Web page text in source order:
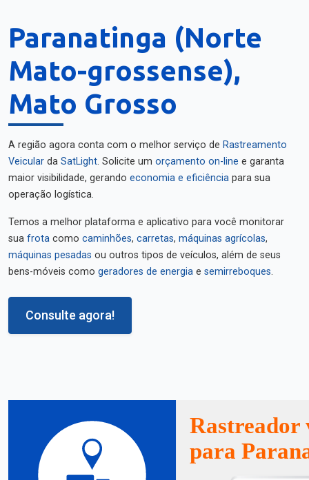
Paranatinga (Norte
Mato-grossense),
Mato Grosso
A região agora conta com o melhor serviço de Rastreamento
Veicular da SatLight. Solicite um orçamento on-line e garanta
maior visibilidade, gerando economia e eficiência para sua
operação logística.
Temos a melhor plataforma e aplicativo para você monitorar
sua frota como caminhões, carretas, máquinas agrícolas,
máquinas pesadas ou outros tipos de veículos, além de seus
bens-móveis como geradores de energia e semirreboques.
Consulte agora!
Rastreador
para